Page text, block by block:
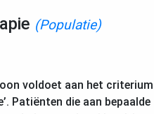
(Populatie)
voldoet aan het criterium
Patiënten die aan bepaalde